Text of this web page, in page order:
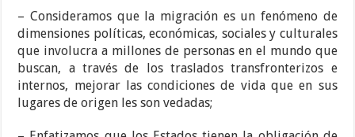
– Consideramos que la migración es un fenómeno de
dimensiones políticas, económicas, sociales y culturales
que involucra a millones de personas en el mundo que
buscan, a través de los traslados transfronterizos e
internos, mejorar las condiciones de vida que en sus
lugares de origen les son vedadas;